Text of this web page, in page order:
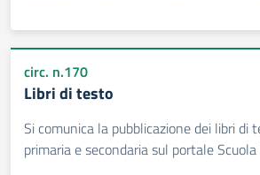
circ. n.170
Libri di testo
Si comunica la pubblicazione dei libri di
primaria e secondaria sul portale